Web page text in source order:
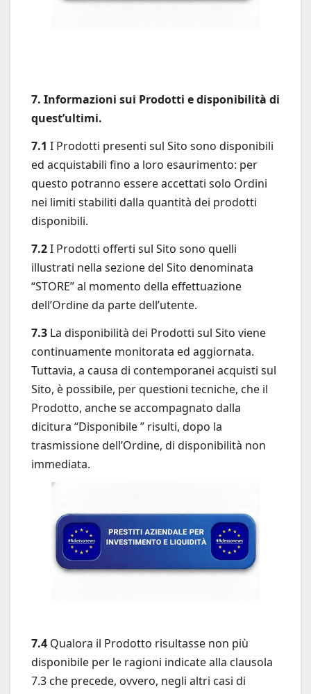
7. Informazioni sui Prodotti e disponibilità di
quest’ultimi.
7.1 I Prodotti presenti sul Sito sono disponibili
ed acquistabili fino a loro esaurimento: per
questo potranno essere accettati solo Ordini
nei limiti stabiliti dalla quantità dei prodotti
disponibili.
7.2I Prodotti offerti sul Sito sono quelli
illustrati nella sezione del Sito denominata
“STORE” al momento della effettuazione
dell’Ordine da parte dell’utente.
7.3 La disponibilità dei Prodotti sul Sito viene
continuamente monitorata ed aggiornata.
Tuttavia, a causa di contemporanei acquisti sul
Sito, è possibile, per questioni tecniche, che il
Prodotto, anche se accompagnato dalla
dicitura “Disponibile ” risulti, dopo la
trasmissione dell’Ordine, di disponibilità non
immediata.
7.4 Qualora il Prodotto risultasse non più
disponibile per le ragioni indicate alla clausola
7.3 che precede, ovvero, negli altri casi di